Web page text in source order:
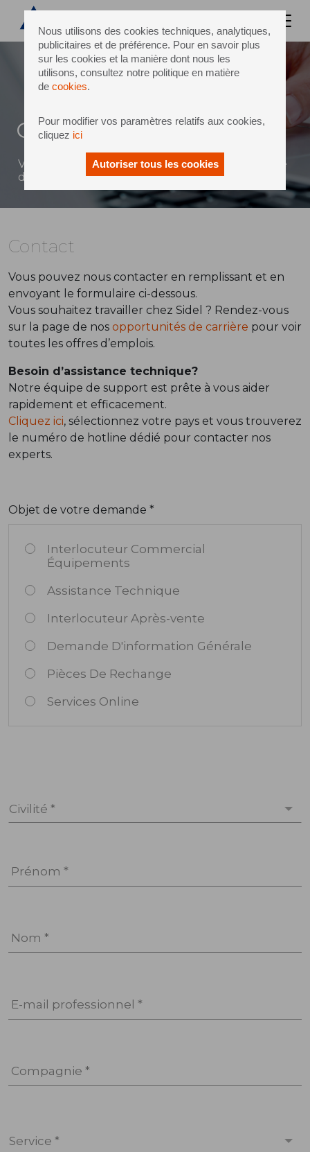
Nous utilisons des cookies techniques, analytiques,
publicitaires et de préférence. Pour en savoir plus
sur les cookies et la manière dont nous les
utilisons, consultez notre politique en matière
de cookies.
Pour modifier vos paramètres relatifs aux cookies,
cliquez ici
Autoriser tous les cookies
Contact
Vous pouvez envoyer un message à Sidel à l'aide
du formulaire ci-dessous
Contact
Vous pouvez nous contacter en remplissant et en
envoyant le formulaire ci-dessous.
Vous souhaitez travailler chez Sidel ? Rendez-vous
sur la page de nos opportunités de carrière pour voir
toutes les offres d’emplois.
Besoin d’assistance technique?
Notre équipe de support est prête à vous aider
rapidement et efficacement.
Cliquez ici, sélectionnez votre pays et vous trouverez
le numéro de hotline dédié pour contacter nos
experts.
Objet de votre demande *
Interlocuteur Commercial
Équipements
Assistance Technique
Interlocuteur Après-vente
Demande D'information Générale
Pièces De Rechange
Services Online
Civilité *
Prénom *
Nom *
E-mail professionnel *
Compagnie *
Service *